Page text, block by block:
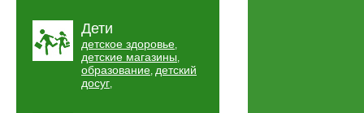
Дети
детское здоровье,
детские магазины,
образование, детский
досуг,